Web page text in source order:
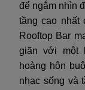
để ngắm nhìn
tầng cao nhất
Rooftop Bar
giãn với một
hoàng hôn
nhạc sống và